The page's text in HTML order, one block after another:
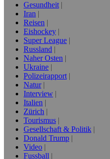
Gesundheit
Iran
Reisen
Eishockey
Super League
Russland
Naher Osten
Ukraine
Polizeirapport
Natur
Interview
Italien
Zürich
Tourismus
Gesellschaft & Politik
Donald Trump
Video
Fussball